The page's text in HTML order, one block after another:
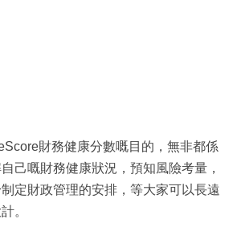
財務健康分數嘅目的，無非都係
己嘅財務健康狀況，預知風險考量，
定財政管理的安排，等大家可以長遠
。